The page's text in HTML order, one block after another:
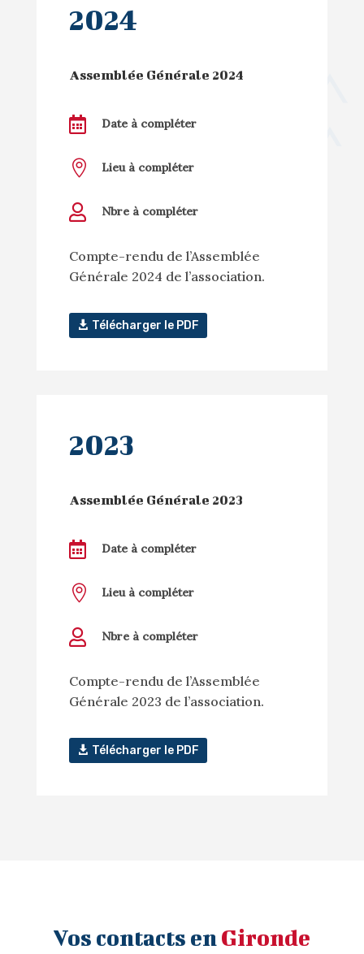
2024
Assemblée Générale 2024
 Date à compléter
 Lieu à compléter
 Nbre à compléter
Compte-rendu de l’Assemblée
Générale 2024 de l’association.
Télécharger le PDF
2023
Assemblée Générale 2023
 Date à compléter
 Lieu à compléter
 Nbre à compléter
Compte-rendu de l’Assemblée
Générale 2023 de l’association.
Télécharger le PDF
Vos contacts enGironde